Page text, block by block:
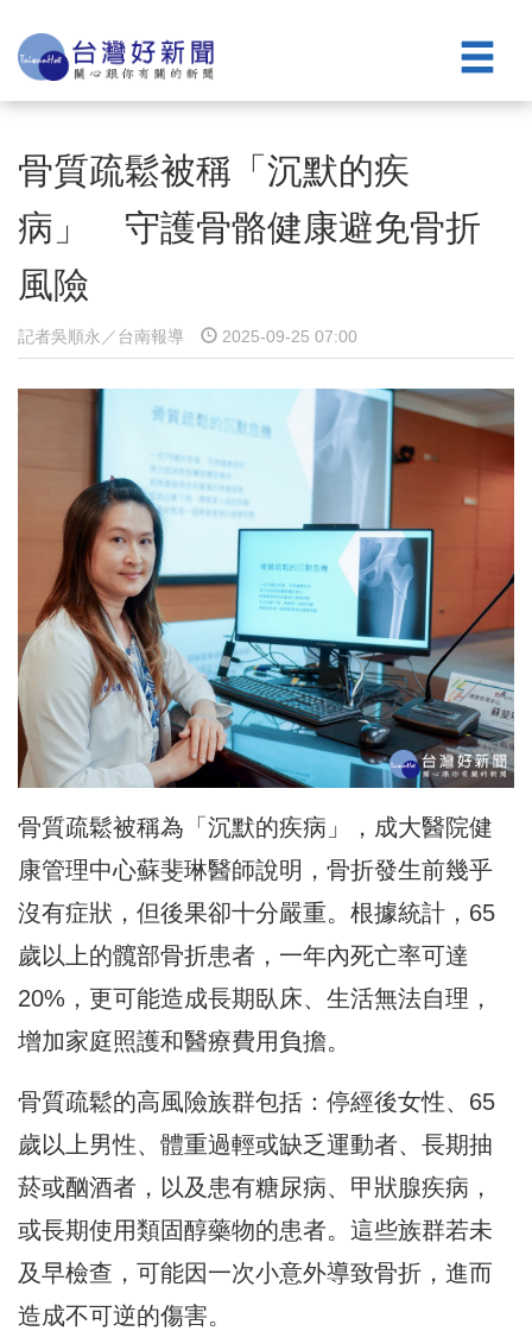
骨質疏鬆被稱「沉默的疾
病」 守護骨骼健康避免骨折
風險
記者吳順永／台南報導 2025-09-25 07:00
骨質疏鬆被稱為「沉默的疾病」，成大醫院健
康管理中心蘇斐琳醫師說明，骨折發生前幾乎
沒有症狀，但後果卻十分嚴重。根據統計，65
歲以上的髖部骨折患者，一年內死亡率可達
20%，更可能造成長期臥床、生活無法自理，
增加家庭照護和醫療費用負擔。
骨質疏鬆的高風險族群包括：停經後女性、65
歲以上男性、體重過輕或缺乏運動者、長期抽
菸或酗酒者，以及患有糖尿病、甲狀腺疾病，
或長期使用類固醇藥物的患者。這些族群若未
及早檢查，可能因一次小意外導致骨折，進而
造成不可逆的傷害。